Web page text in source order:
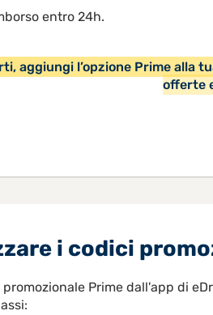
entro 24h.
aggiungi l’opzione Prime alla
offerte
i codici
Prime dall'app di